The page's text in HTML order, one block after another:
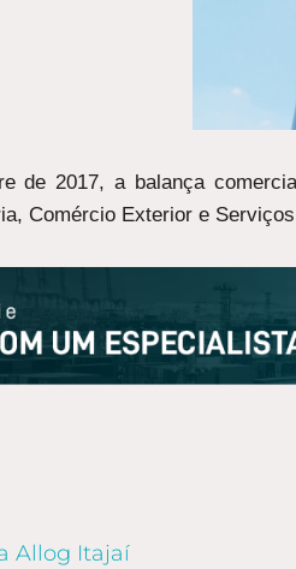
de 2017, a balança
Comércio Exterior e
Allog Itajaí